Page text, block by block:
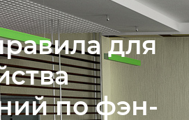
для
по фэн-